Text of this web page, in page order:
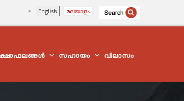
English മലയാളം
സഹായം വിലാസം